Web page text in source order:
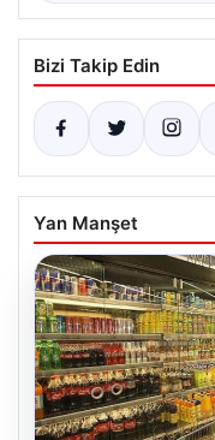
Bizi Takip Edin
Yan Manşet